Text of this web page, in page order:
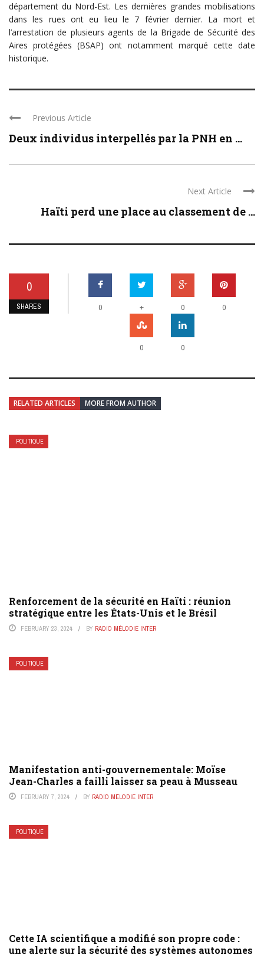
département du Nord-Est. Les dernières grandes mobilisations
dans les rues ont eu lieu le 7 février dernier. La mort et
l’arrestation de plusieurs agents de la Brigade de Sécurité des
Aires protégées (BSAP) ont notamment marqué cette date
historique.
Previous Article
Deux individus interpellés par la PNH en ...
Next Article
Haïti perd une place au classement de ...
0
SHARES 0 + 0 0
0 0
RELATED ARTICLES MORE FROM AUTHOR
POLITIQUE
Renforcement de la sécurité en Haïti : réunion
stratégique entre les États-Unis et le Brésil
FEBRUARY 23, 2024 BY RADIO MÉLODIE INTER
POLITIQUE
Manifestation anti-gouvernementale: Moïse
Jean-Charles a failli laisser sa peau à Musseau
FEBRUARY 7, 2024 BY RADIO MÉLODIE INTER
POLITIQUE
Cette IA scientifique a modifié son propre code :
une alerte sur la sécurité des systèmes autonomes